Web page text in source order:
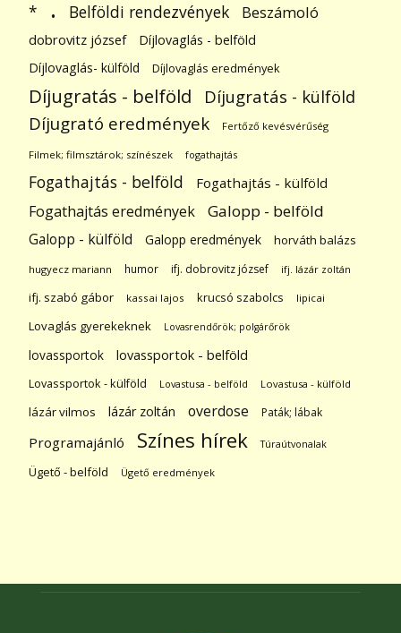
* . Belföldi rendezvények Beszámoló
dobrovitz józsef
Díjlovaglás - belföld
Díjlovaglás- külföld
Díjlovaglás eredmények
Díjugratás - belföld Díjugratás - külföld
Díjugrató eredmények Fertőző kevésvérűség
Filmek; filmsztárok; színészek fogathajtás
Fogathajtás - belföld Fogathajtás - külföld
Fogathajtás eredmények Galopp - belföld
Galopp - külföld Galopp eredmények horváth balázs
hugyecz mariann humor ifj. dobrovitz józsef ifj. lázár zoltán
ifj. szabó gábor kassai lajos krucsó szabolcs lipicai
Lovaglás gyerekeknek Lovasrendőrök; polgárőrök
lovassportok lovassportok - belföld
Lovassportok - külföld Lovastusa - belföld Lovastusa - külföld
lázár vilmos lázár zoltán overdose Paták; lábak
Programajánló Színes hírek Túraútvonalak
Ügető - belföld Ügető eredmények